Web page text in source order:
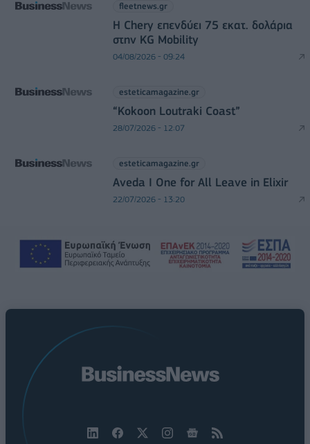
fleetnews.gr
Η Chery επενδύει 75 εκατ. δολάρια
στην KG Mobility
04/08/2026 - 09:24
esteticamagazine.gr
“Kokoon Loutraki Coast”
28/07/2026 - 12:07
esteticamagazine.gr
Aveda I One for All Leave in Elixir
22/07/2026 - 13:20